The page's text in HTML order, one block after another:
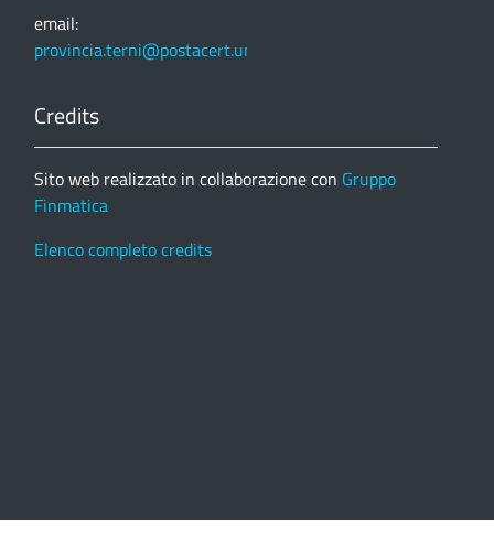
email:
provincia.terni@postacert.umbria.it
Credits
Sito web realizzato in collaborazione con Gruppo
Finmatica
Elenco completo credits